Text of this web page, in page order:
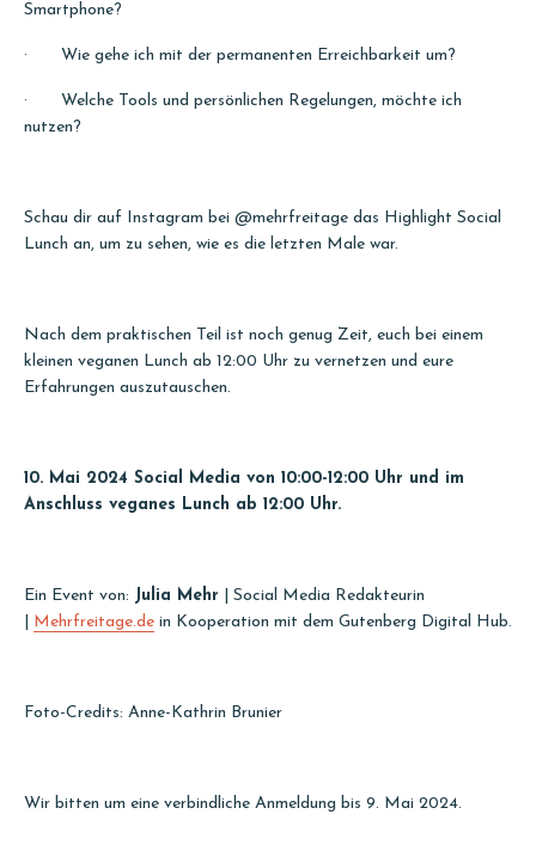
Smartphone?
· Wie gehe ich mit der permanenten Erreichbarkeit um?
· Welche Tools und persönlichen Regelungen, möchte ich
nutzen?
Schau dir auf Instagram bei @mehrfreitage das Highlight Social
Lunch an, um zu sehen, wie es die letzten Male war.
Nach dem praktischen Teil ist noch genug Zeit, euch bei einem
kleinen veganen Lunch ab 12:00 Uhr zu vernetzen und eure
Erfahrungen auszutauschen.
10. Mai 2024 Social Media von 10:00-12:00 Uhr und im
Anschluss veganes Lunch ab 12:00 Uhr.
Ein Event von: Julia Mehr | Social Media Redakteurin
Mehrfreitage.de in Kooperation mit dem Gutenberg Digital Hub.
Foto-Credits: Anne-Kathrin Brunier
Wir bitten um eine verbindliche Anmeldung bis 9. Mai 2024.